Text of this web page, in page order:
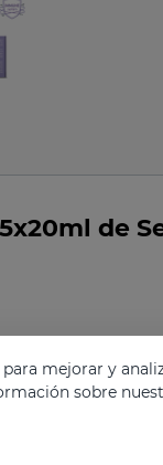
de
mejorar y
sobre